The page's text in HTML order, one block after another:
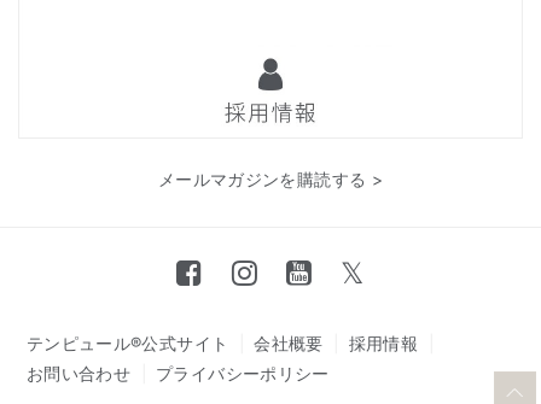
メールマガジンを購読する >
テンピュール®公式サイト 会社概要
採用情報
お問い合わせ
プライバシーポリシー